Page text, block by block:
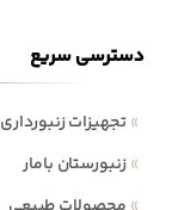
دسترسی سریع
»تجهیزات زنبورداری
»زنبورستان بامار